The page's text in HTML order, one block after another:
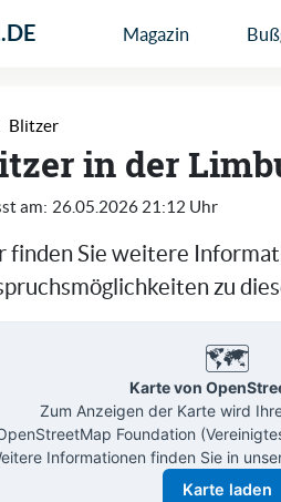
Magazin
Blitzer
in der
am: 26.05.2026 21:12 Uhr
finden Sie weitere
zu
🗺️
Karte von
Zum Anzeigen der Karte wird
Foundation
Informationen finden Sie in
Karte laden